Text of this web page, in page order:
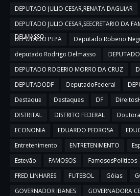
DEPUTADO JULIO CESAR,RENATA DAGUIAR
DEPUTADO JULIO CESAR,SEECRETARIO DA
DELMASSO
DEPUTADO PEPA
Deputado Roberio
deputado Rodrigo Delmasso
DEPUTADO ROGERIO MORRO DA CRUZ
DEPUTADODF
DeputadoFederal
Destaque
Destaques DF
DISTRITAL
DISTRITO FEDERAL
ECONONIA
EDUARDO PEDROSA
Entretenimento
ENTRETENIMENTO
Estevão
FAMOSOS FamososPolíticos
FRED LINHARES
FUTEBOL Góias
GOVERNADOR IBANES
GOVERNADORA